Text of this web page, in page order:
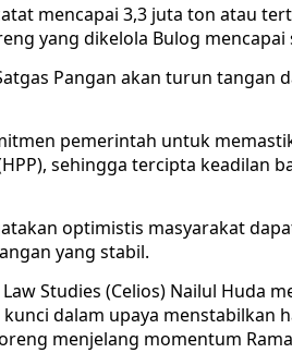
mencapai 3,3 juta ton atau
yang dikelola Bulog
Pangan akan turun tangan
pemerintah untuk
sehingga tercipta keadilan
optimistis masyarakat
yang stabil.
Studies (Celios) Nailul Huda
dalam upaya menstabilkan
menjelang momentum